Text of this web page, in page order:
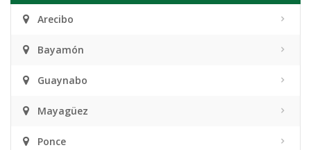
Arecibo
Bayamón
Guaynabo
Mayagüez
Ponce